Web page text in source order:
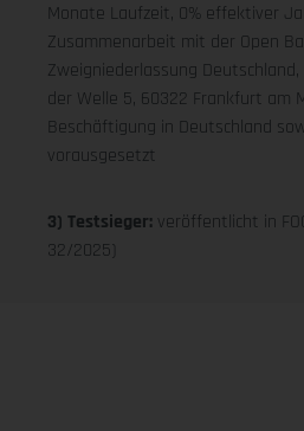
Monate Laufzeit, 0% effektiver
Zusammenarbeit mit der Open
Zweigniederlassung
der Welle 5, 60322 Frankfurt am
Beschäftigung in Deutschland
vorausgesetzt
3) Testsieger: veröffentlicht in
32/2025)